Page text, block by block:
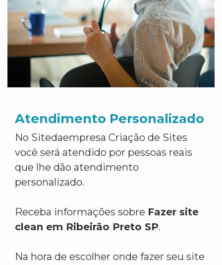
Atendimento Personalizado
No Sitedaempresa Criação de Sites
você será atendido por pessoas reais
que lhe dão atendimento
personalizado.
Receba informações sobre Fazer site
clean em Ribeirão Preto SP.
Na hora de escolher onde fazer seu site